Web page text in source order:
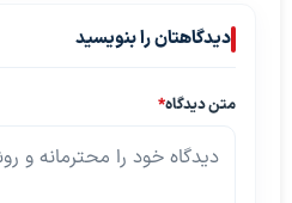
دیدگاهتان را بنویسید
متن دیدگاه*